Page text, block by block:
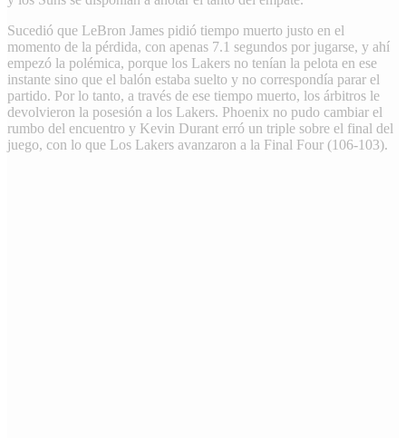
Sucedió que LeBron James pidió tiempo muerto justo en el
momento de la pérdida, con apenas 7.1 segundos por jugarse, y ahí
empezó la polémica, porque los Lakers no tenían la pelota en ese
instante sino que el balón estaba suelto y no correspondía parar el
partido. Por lo tanto, a través de ese tiempo muerto, los árbitros le
devolvieron la posesión a los Lakers. Phoenix no pudo cambiar el
rumbo del encuentro y Kevin Durant erró un triple sobre el final del
juego, con lo que Los Lakers avanzaron a la Final Four (106-103).